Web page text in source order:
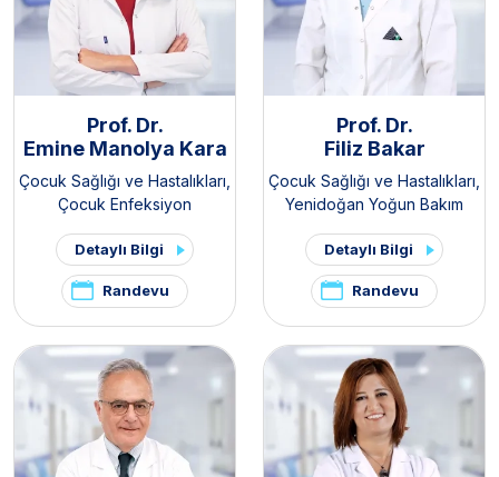
Prof. Dr.
Emine Manolya Kara
Çocuk Sağlığı ve Hastalıkları
Çocuk Enfeksiyon
Detaylı Bilgi
Randevu
Prof. Dr.
Filiz Bakar
Çocuk Sağlığı ve Hastalıkları
Yenidoğan Yoğun Bakım
Detaylı Bilgi
Randevu